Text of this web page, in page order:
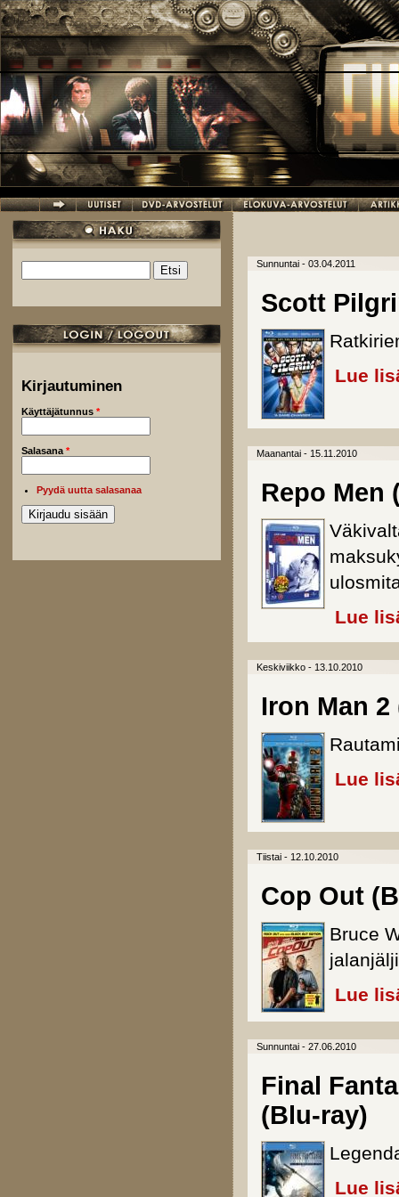
Hyppää pääsisältöön
Hakulomake
Kirjautuminen
Käyttäjätunnus *
Salasana *
Pyydä uutta salasanaa
Sunnuntai - 03.04.2011
Scott
Lue
Maanantai - 15.11.2010
Repo Men
Lue
Keskiviikko - 13.10.2010
Iron Man
Lue
Tiistai - 12.10.2010
Cop Out
Bruce
Lue
Sunnuntai - 27.06.2010
Final
(Blu-ray)
Lue